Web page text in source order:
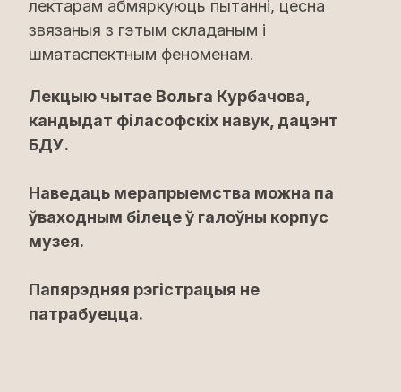
лектарам абмяркуюць пытанні, цесна
звязаныя з гэтым складаным і
шматаспектным феноменам.
Лекцыю чытае Вольга Курбачова,
кандыдат філасофскіх навук, дацэнт
БДУ.
Наведаць мерапрыемства можна па
ўваходным білеце ў галоўны корпус
музея.
Папярэдняя рэгістрацыя не
патрабуецца.